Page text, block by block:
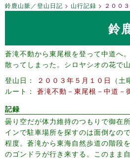
鈴鹿山脈／登山日記 山行記録 ２００
鈴
蒼滝不動から東尾根を登って中道へ
散ってしまった。シロヤシオの花で
登山日
２００３年５月１０日
土
ルート
蒼滝不動－東尾根－中道－
記録
曇り空だが体力維持のつもりで御在
インで駐車場所を探すのは面倒なの
程度。蒼滝から東海自然歩道の階段
のゴンドラが行き来する。このまま